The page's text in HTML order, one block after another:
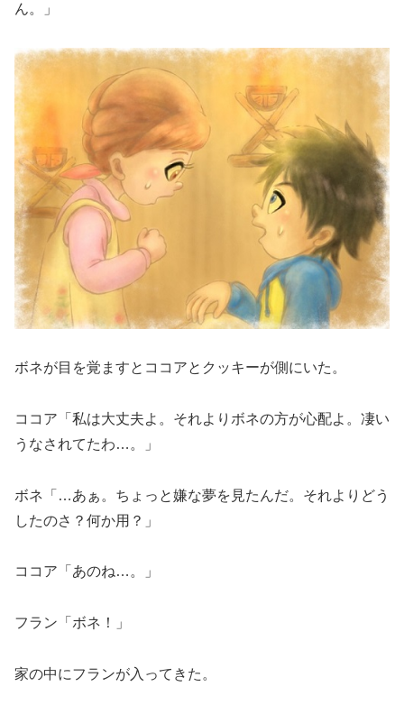
ん。」
ボネが目を覚ますとココアとクッキーが側にいた。
ココア「私は大丈夫よ。それよりボネの方が心配よ。凄い
うなされてたわ…。」
ボネ「…あぁ。ちょっと嫌な夢を見たんだ。それよりどう
したのさ？何か用？」
ココア「あのね…。」
フラン「ボネ！」
家の中にフランが入ってきた。